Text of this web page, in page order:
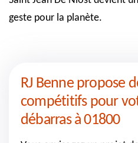
geste pour la planète.
RJ Benne propose
compétitifs pour
débarras à 01800